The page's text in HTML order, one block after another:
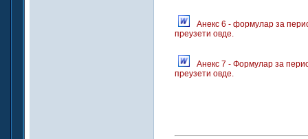
Анекс 6 - формулар за
преузети овде.
Анекс 7 - Формулар за
преузети овде.